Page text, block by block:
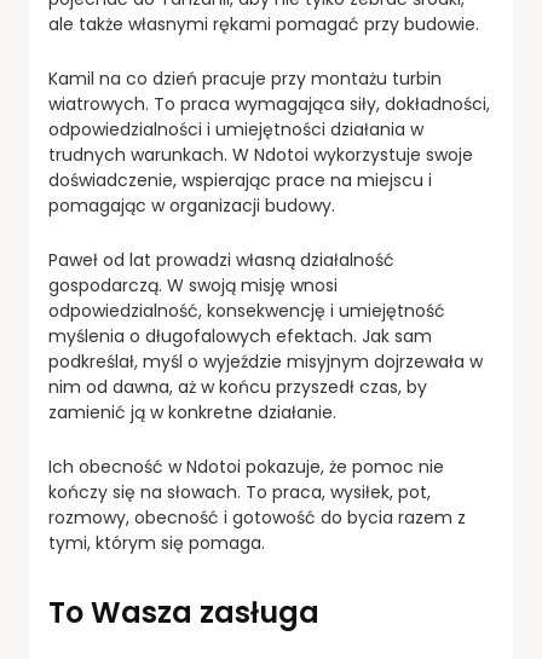
ale także własnymi rękami pomagać przy budowie.
Kamil na co dzień pracuje przy montażu turbin
wiatrowych. To praca wymagająca siły, dokładności,
odpowiedzialności i umiejętności działania w
trudnych warunkach. W Ndotoi wykorzystuje swoje
doświadczenie, wspierając prace na miejscu i
pomagając w organizacji budowy.
Paweł od lat prowadzi własną działalność
gospodarczą. W swoją misję wnosi
odpowiedzialność, konsekwencję i umiejętność
myślenia o długofalowych efektach. Jak sam
podkreślał, myśl o wyjeździe misyjnym dojrzewała w
nim od dawna, aż w końcu przyszedł czas, by
zamienić ją w konkretne działanie.
Ich obecność w Ndotoi pokazuje, że pomoc nie
kończy się na słowach. To praca, wysiłek, pot,
rozmowy, obecność i gotowość do bycia razem z
tymi, którym się pomaga.
To Wasza zasługa